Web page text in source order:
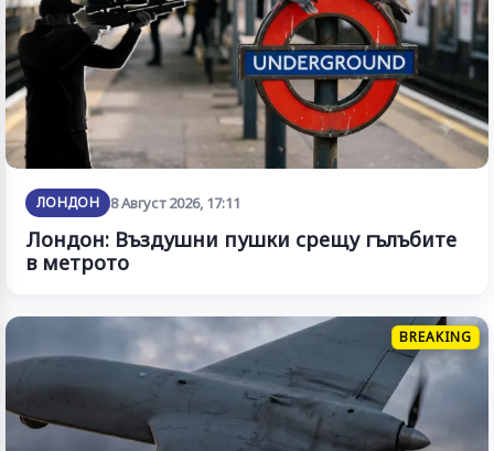
ЛОНДОН 8 Август 2026, 17:11
Лондон: Въздушни пушки срещу гълъбите
в метрото
BREAKING